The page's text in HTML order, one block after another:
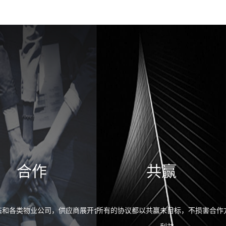
合作
和各类物业公司，供应商展开合作
共赢
所有的协议都以共赢未目标，不损害合作